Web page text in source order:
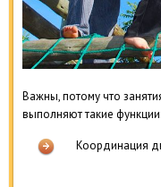
Важны, потому что
выполняют такие функции:
Координация